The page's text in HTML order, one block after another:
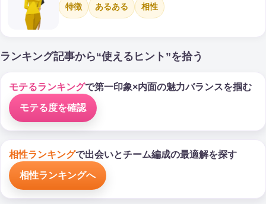
特徴 あるある 相性
ランキング記事から“使えるヒント”を拾う
モテるランキングで第一印象×内面の魅力バランスを掴む
モテる度を確認
相性ランキングで出会いとチーム編成の最適解を探す
相性ランキングへ